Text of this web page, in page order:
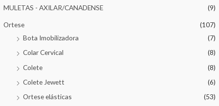
MULETAS - AXILAR/CANADENSE (9)
Ortese
(107)
Bota Imobilizadora
(7)
Colar Cervical
(8)
Colete
(8)
Colete Jewett
(6)
Ortese elásticas
(53)